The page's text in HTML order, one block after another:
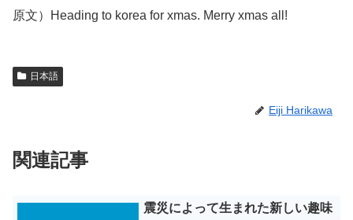
原文）Heading to korea for xmas. Merry xmas all!
日本語
Eiji Harikawa
関連記事
震災によって生まれた新しい趣味